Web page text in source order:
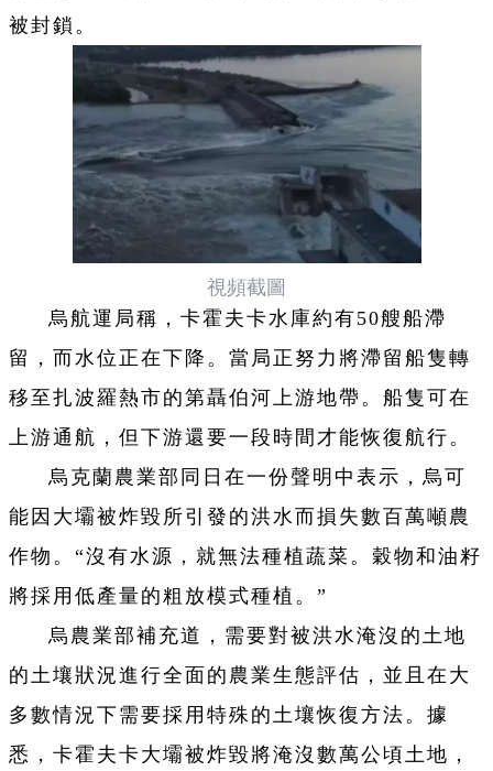
被封鎖。
視頻截圖
烏航運局稱，卡霍夫卡水庫約有50艘船滯
留，而水位正在下降。當局正努力將滯留船隻轉
移至扎波羅熱市的第聶伯河上游地帶。船隻可在
上游通航，但下游還要一段時間才能恢復航行。
烏克蘭農業部同日在一份聲明中表示，烏可
能因大壩被炸毀所引發的洪水而損失數百萬噸農
作物。“沒有水源，就無法種植蔬菜。穀物和油籽
將採用低產量的粗放模式種植。”
烏農業部補充道，需要對被洪水淹沒的土地
的土壤狀況進行全面的農業生態評估，並且在大
多數情況下需要採用特殊的土壤恢復方法。據
悉，卡霍夫卡大壩被炸毀將淹沒數萬公頃土地，